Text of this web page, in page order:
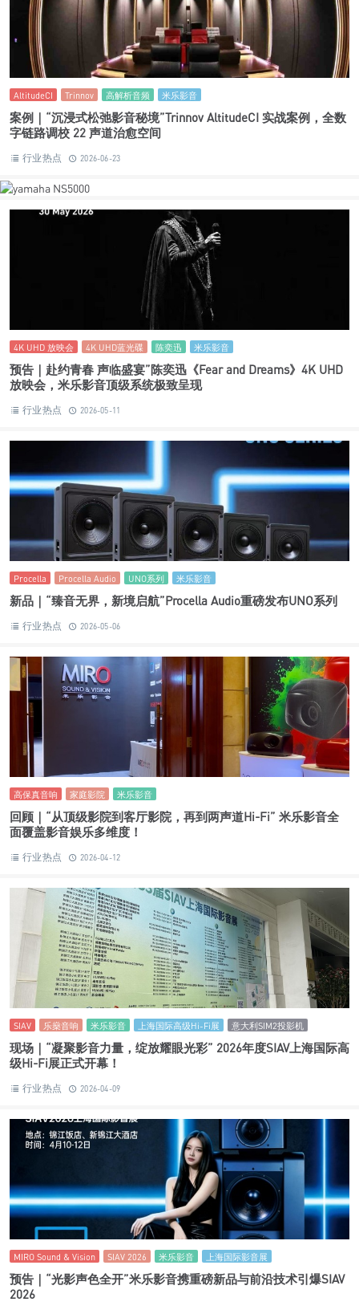
AltitudeCI Trinnov 高解析音频 米乐影音
案例｜“沉浸式松弛影音秘境”Trinnov AltitudeCI 实战案例，全数
字链路调校 22 声道治愈空间
行业热点 2026-06-23
4K UHD 放映会 4K UHD蓝光碟 陈奕迅 米乐影音
预告｜赴约青春 声临盛宴”陈奕迅《Fear and Dreams》4K UHD
放映会，米乐影音顶级系统极致呈现
行业热点 2026-05-11
Procella Procella Audio UNO系列 米乐影音
新品｜“臻音无界，新境启航”Procella Audio重磅发布UNO系列
行业热点 2026-05-06
高保真音响 家庭影院 米乐影音
回顾｜“从顶级影院到客厅影院，再到两声道Hi-Fi” 米乐影音全
面覆盖影音娱乐多维度！
行业热点 2026-04-12
SIAV 乐燊音响 米乐影音 上海国际高级Hi-Fi展 意大利SIM2投影机
现场｜“凝聚影音力量，绽放耀眼光彩” 2026年度SIAV上海国际高
级Hi-Fi展正式开幕！
行业热点 2026-04-09
MIRO Sound & Vision SIAV 2026 米乐影音 上海国际影音展
预告｜“光影声色全开”米乐影音携重磅新品与前沿技术引爆SIAV
2026